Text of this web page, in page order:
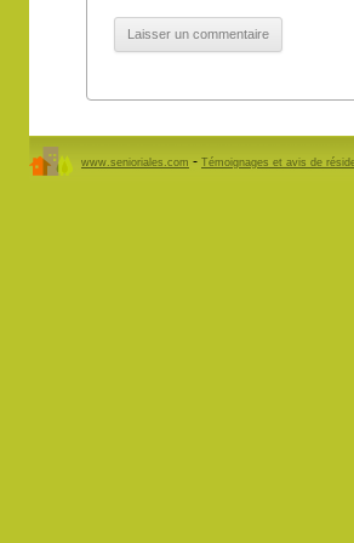
www.senioriales.com - Témoignages et avis de